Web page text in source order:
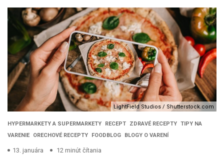
LightField Studios / Shutterstock.com
HYPERMARKETY A SUPERMARKETY RECEPT ZDRAVÉ RECEPTY TIPY NA
VARENIE
ORECHOVÉ RECEPTY FOODBLOG BLOGY O VARENÍ
13. januára
12 minút čítania